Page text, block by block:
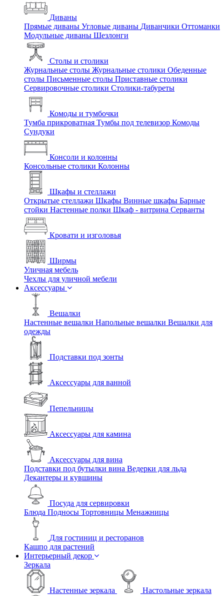
Диваны
Прямые диваны Угловые диваны Диванчики Оттоманки
Модульные диваны Шезлонги
Столы и столики
Журнальные столы Журнальные столики Обеденные
столы Письменные столы Приставные столики
Сервировочные столики Столики-табуреты
Комоды и тумбочки
Тумба прикроватная Тумбы под телевизор Комоды
Сундуки
Консоли и колонны
Консольные столики Колонны
Шкафы и стеллажи
Открытые стеллажи Шкафы Винные шкафы Барные
стойки Настенные полки Шкаф - витрина Серванты
Кровати и изголовья
Ширмы
Уличная мебель
Чехлы для уличной мебели
Аксессуары
Вешалки
Настенные вешалки Напольные вешалки Вешалки для
одежды
Подставки под зонты
Аксессуары для ванной
Пепельницы
Аксессуары для камина
Аксессуары для вина
Подставки под бутылки вина Ведерки для льда
Декантеры и кувшины
Посуда для сервировки
Блюда Подносы Тортовницы Менажницы
Для гостиниц и ресторанов
Кашпо для растений
Интерьерный декор
Зеркала
Настенные зеркала Настольные зеркала